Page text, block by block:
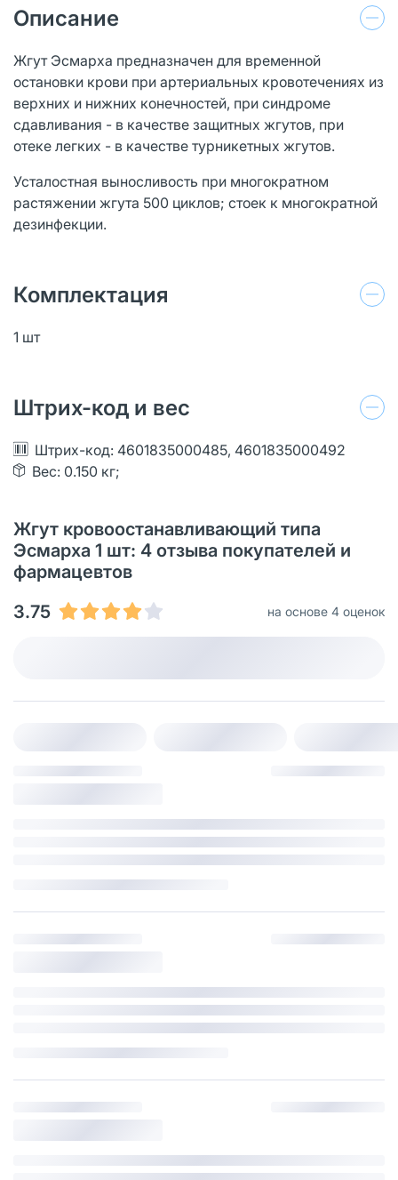
Описание
Жгут Эсмарха предназначен для временной
остановки крови при артериальных кровотечениях из
верхних и нижних конечностей, при синдроме
сдавливания - в качестве защитных жгутов, при
отеке легких - в качестве турникетных жгутов.
Усталостная выносливость при многократном
растяжении жгута 500 циклов; стоек к многократной
дезинфекции.
Комплектация
1 шт
Штрих-код и вес
Штрих-код: 4601835000485, 4601835000492
Вес: 0.150 кг;
Жгут кровоостанавливающий типа
Эсмарха 1 шт: 4 отзыва покупателей и
фармацевтов
3.75
на основе 4 оценок